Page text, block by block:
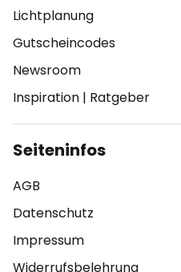
Lichtplanung
Gutscheincodes
Newsroom
Inspiration | Ratgeber
Seiteninfos
AGB
Datenschutz
Impressum
Widerrufsbelehrung